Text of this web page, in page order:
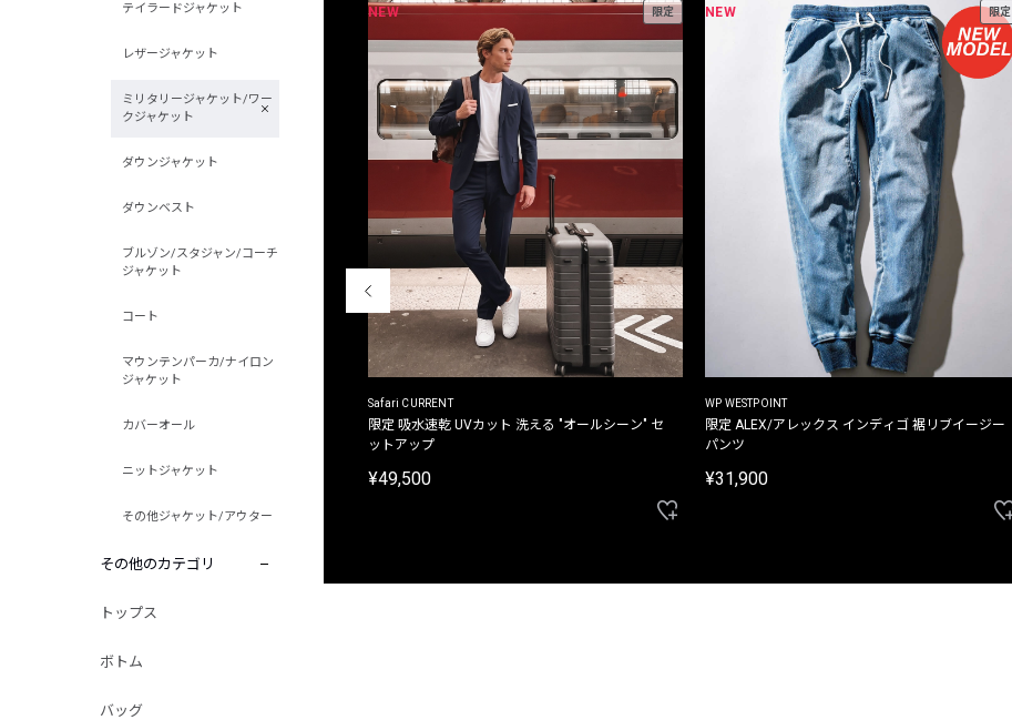
テイラードジャケット
レザージャケット
ミリタリージャケット/ワー
クジャケット
ダウンジャケット
ダウンベスト
ブルゾン/スタジャン/コーチ
ジャケット
コート
マウンテンパーカ/ナイロン
ジャケット
カバーオール
ニットジャケット
その他ジャケット/アウター
その他のカテゴリ
トップス
ボトム
バッグ
別注限定 フード付き チェックシャツジャケット
NEW 限定
Safari CURRENT
限定 吸水速乾 UVカット 洗える "オールシーン" セ
ットアップ
¥49,500
NEW 限定
WP WESTPOINT
限定 ALEX/アレックス インディゴ 裾リブイージー
パンツ
¥31,900